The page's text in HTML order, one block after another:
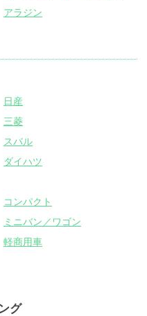
アラジン
日産
三菱
スバル
ダイハツ
コンパクト
ミニバン／ワゴン
軽商用車
グ